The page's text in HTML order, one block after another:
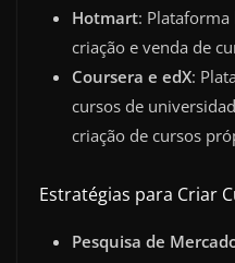
Hotmart:
criação e venda de
Coursera e edX:
cursos de
criação de cursos
Estratégias para Criar
Pesquisa de